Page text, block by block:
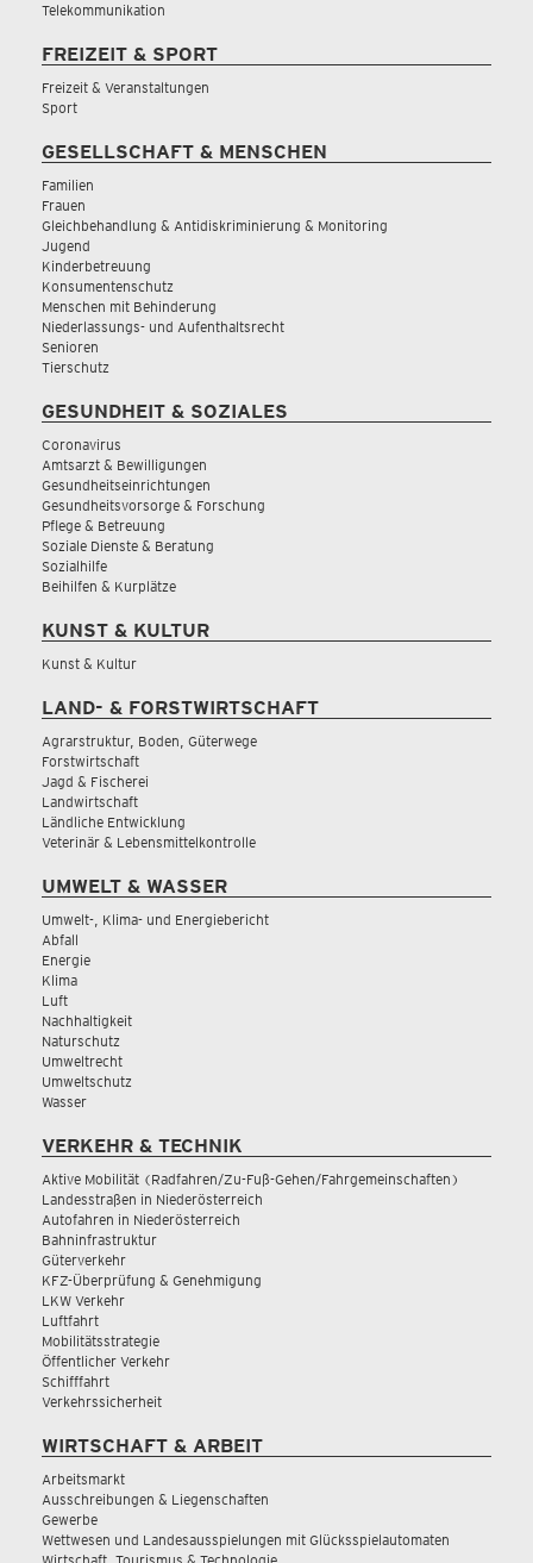
Telekommunikation
FREIZEIT & SPORT
Freizeit & Veranstaltungen
Sport
GESELLSCHAFT & MENSCHEN
Familien
Frauen
Gleichbehandlung & Antidiskriminierung & Monitoring
Jugend
Kinderbetreuung
Konsumentenschutz
Menschen mit Behinderung
Niederlassungs- und Aufenthaltsrecht
Senioren
Tierschutz
GESUNDHEIT & SOZIALES
Coronavirus
Amtsarzt & Bewilligungen
Gesundheitseinrichtungen
Gesundheitsvorsorge & Forschung
Pflege & Betreuung
Soziale Dienste & Beratung
Sozialhilfe
Beihilfen & Kurplätze
KUNST & KULTUR
Kunst & Kultur
LAND- & FORSTWIRTSCHAFT
Agrarstruktur, Boden, Güterwege
Forstwirtschaft
Jagd & Fischerei
Landwirtschaft
Ländliche Entwicklung
Veterinär & Lebensmittelkontrolle
UMWELT & WASSER
Umwelt-, Klima- und Energiebericht
Abfall
Energie
Klima
Luft
Nachhaltigkeit
Naturschutz
Umweltrecht
Umweltschutz
Wasser
VERKEHR & TECHNIK
Aktive Mobilität (Radfahren/Zu-Fuß-Gehen/Fahrgemeinschaften)
Landesstraßen in Niederösterreich
Autofahren in Niederösterreich
Bahninfrastruktur
Güterverkehr
KFZ-Überprüfung & Genehmigung
LKW Verkehr
Luftfahrt
Mobilitätsstrategie
Öffentlicher Verkehr
Schifffahrt
Verkehrssicherheit
WIRTSCHAFT & ARBEIT
Arbeitsmarkt
Ausschreibungen & Liegenschaften
Gewerbe
Wettwesen und Landesausspielungen mit Glücksspielautomaten